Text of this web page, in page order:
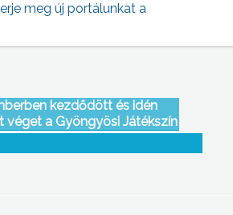
kezdődött és idén
véget a Gyöngyösi Játékszín
jubileumi évadja
meg új portálunkat a